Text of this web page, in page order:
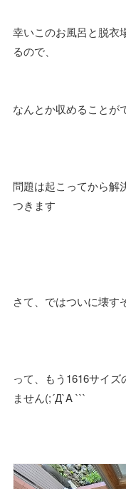
幸いこのお風呂と脱衣
るので、
なんとか収めることが
問題は起こってから解
つきます
さて、ではついに壊す
って、もう1616サイ
ません(;´Д`A ```